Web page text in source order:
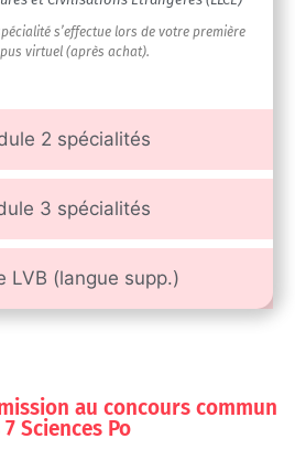
2 spécialités
3 spécialités
LVB (langue supp.)
s’effectue lors de votre première
virtuel (après achat).
au concours commun
Sciences Po